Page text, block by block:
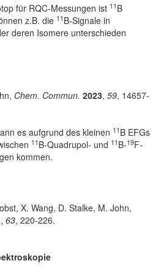
für RQC-Messungen ist 11 B
z.B. die 11 B-Signale in
deren Isomere unterschieden
Chem. Commun. 2023, 59, 14657-
es aufgrund des kleinen 11 B EFGs
11 B-Quadrupol- und 11 B-19F-
kommen.
X. Wang, D. Stalke, M. John,
, 63, 220-226.